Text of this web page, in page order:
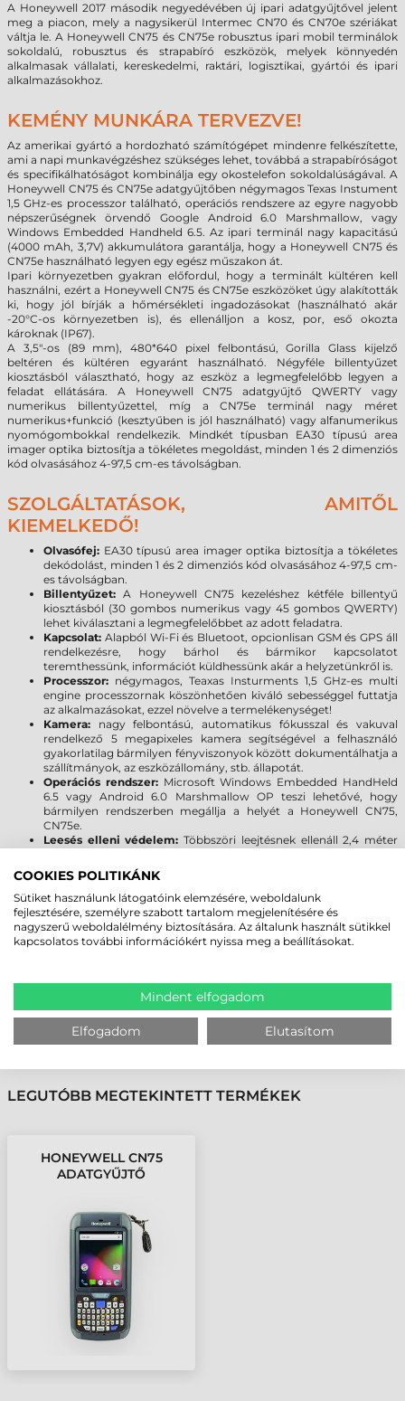
A Honeywell 2017 második negyedévében új ipari adatgyűjtővel jelent
meg a piacon, mely a nagysikerül Intermec CN70 és CN70e szériákat
váltja le. A Honeywell CN75 és CN75e robusztus ipari mobil terminálok
sokoldalú, robusztus és strapabíró eszközök, melyek könnyedén
alkalmasak vállalati, kereskedelmi, raktári, logisztikai, gyártói és ipari
alkalmazásokhoz.
KEMÉNY MUNKÁRA TERVEZVE!
Az amerikai gyártó a hordozható számítógépet mindenre felkészítette,
ami a napi munkavégzéshez szükséges lehet, továbbá a strapabíróságot
és specifikálhatóságot kombinálja egy okostelefon sokoldalúságával. A
Honeywell CN75 és CN75e adatgyűjtőben négymagos Texas Instument
1,5 GHz-es processzor található, operációs rendszere az egyre nagyobb
népszerűségnek örvendő Google Android 6.0 Marshmallow, vagy
Windows Embedded Handheld 6.5. Az ipari terminál nagy kapacitású
(4000 mAh, 3,7V) akkumulátora garantálja, hogy a Honeywell CN75 és
CN75e használható legyen egy egész műszakon át.
Ipari környezetben gyakran előfordul, hogy a terminált kültéren kell
használni, ezért a Honeywell CN75 és CN75e eszközöket úgy alakították
ki, hogy jól bírják a hőmérsékleti ingadozásokat (használható akár
-20°C-os környezetben is), és ellenálljon a kosz, por, eső okozta
károknak (IP67).
A 3,5"-os (89 mm), 480*640 pixel felbontású, Gorilla Glass kijelző
beltéren és kültéren egyaránt használható. Négyféle billentyűzet
kiosztásból választható, hogy az eszköz a legmegfelelőbb legyen a
feladat ellátására. A Honeywell CN75 adatgyűjtő QWERTY vagy
numerikus billentyűzettel, míg a CN75e terminál nagy méret
numerikus+funkció (kesztyűben is jól használható) vagy alfanumerikus
nyomógombokkal rendelkezik. Mindkét típusban EA30 típusú area
imager optika biztosítja a tökéletes megoldást, minden 1 és 2 dimenziós
kód olvasásához 4-97,5 cm-es távolságban.
SZOLGÁLTATÁSOK, AMITŐL
KIEMELKEDŐ!
Olvasófej: EA30 típusú area imager optika biztosítja a tökéletes
dekódolást, minden 1 és 2 dimenziós kód olvasásához 4-97,5 cm-
es távolságban.
Billentyűzet:A Honeywell CN75 kezeléshez kétféle billentyű
kiosztásból (30 gombos numerikus vagy 45 gombos QWERTY)
lehet kiválasztani a legmegfelelőbbet az adott feladatra.
Kapcsolat: Alapból Wi-Fi és Bluetoot, opcionlisan GSM és GPS áll
rendelkezésre, hogy bárhol és bármikor kapcsolatot
teremthessünk, információt küldhessünk akár a helyzetünkről is.
Processzor: négymagos, Teaxas Insturments 1,5 GHz-es multi
engine processzornak köszönhetően kiváló sebességgel futtatja
az alkalmazásokat, ezzel növelve a termelékenységet!
Kamera: nagy felbontású, automatikus fókusszal és vakuval
rendelkező 5 megapixeles kamera segítségével a felhasználó
gyakorlatilag bármilyen fényviszonyok között dokumentálhatja a
szállítmányok, az eszközállomány, stb. állapotát.
Operációs rendszer: Microsoft Windows Embedded HandHeld
6.5 vagy Android 6.0 Marshmallow OP teszi lehetővé, hogy
bármilyen rendszerben megállja a helyét a Honeywell CN75,
CN75e.
Leesés elleni védelem:Többszöri leejtésnek ellenáll 2,4 méter
meghaladja azt. Megbízható működés 2000 egymást követő 1
méteres esés után (IEC 600668-2-32 szabvány). Magas szintű
védelem a por és fröccsenő folyadékok ellen, továbbá az extrém
hőmérséklet (-20°C - +60°C) sem okozhat kárt az adatgyűjtőben
VÁSÁRLÓINK VÉLEMÉNYÉT
KÖVESSE BE YOUTUBE CSATORNÁNKAT!
LEGUTÓBB MEGTEKINTETT TERMÉKEK
HONEYWELL CN75
ADATGYŰJTŐ
COOKIES POLITIKÁNK
Sütiket használunk látogatóink elemzésére, weboldalunk
fejlesztésére, személyre szabott tartalom megjelenítésére és
nagyszerű weboldalélmény biztosítására. Az általunk használt sütikkel
kapcsolatos további információkért nyissa meg a beállításokat.
Mindent elfogadom
Elfogadom Elutasítom